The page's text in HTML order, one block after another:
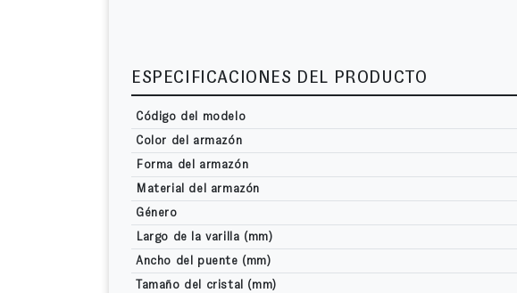
ESPECIFICACIONES DEL PRODUCTO
Código del modelo
Color del armazón
Forma del armazón
Material del armazón
Género
Largo de la varilla (mm)
Ancho del puente (mm)
Tamaño del cristal (mm)